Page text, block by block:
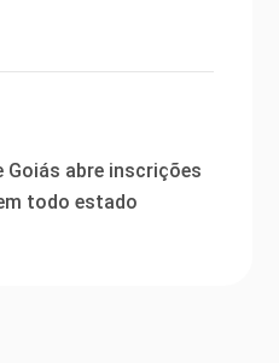
abre inscrições
todo estado